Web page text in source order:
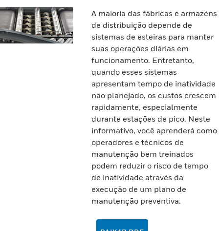
A maioria das fábricas e armazéns
de distribuição depende de
sistemas de esteiras para manter
suas operações diárias em
funcionamento. Entretanto,
quando esses sistemas
apresentam tempo de inatividade
não planejado, os custos crescem
rapidamente, especialmente
durante estações de pico. Neste
informativo, você aprenderá como
operadores e técnicos de
manutenção bem treinados
podem reduzir o risco de tempo
de inatividade através da
execução de um plano de
manutenção preventiva.